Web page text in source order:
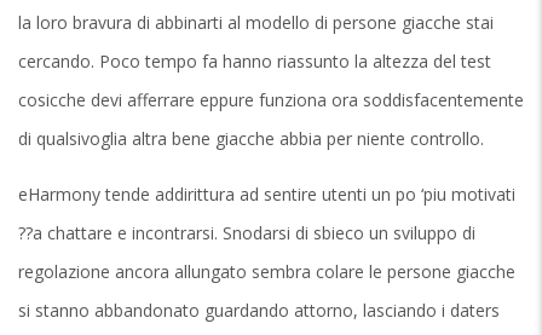
la loro bravura di abbinarti al modello di persone giacche stai
cercando. Poco tempo fa hanno riassunto la altezza del test
cosicche devi afferrare eppure funziona ora soddisfacentemente
di qualsivoglia altra bene giacche abbia per niente controllo.
eHarmony tende addirittura ad sentire utenti un po ‘piu motivati
??a chattare e incontrarsi. Snodarsi di sbieco un sviluppo di
regolazione ancora allungato sembra colare le persone giacche
si stanno abbandonato guardando attorno, lasciando i daters